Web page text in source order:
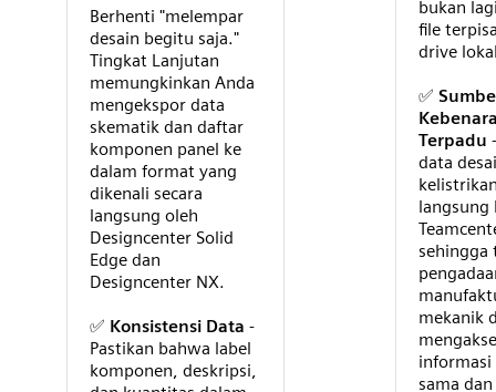
Berhenti "melempar
desain begitu saja."
Tingkat Lanjutan
memungkinkan Anda
mengekspor data
skematik dan daftar
komponen panel ke
dalam format yang
dikenali secara
langsung oleh
Designcenter Solid
Edge dan
Designcenter NX.
✅ Konsistensi Data -
Pastikan bahwa label
komponen, deskripsi,
bukan
file
drive
✅
Terpadu
data
langsung
sehingga
mekanik
informasi
sama dan